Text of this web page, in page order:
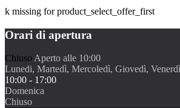
k missing for product_select_offer_first
Orari di apertura
Chiuso Aperto alle 10:00
Lunedi, Martedì, Mercoledì, Giovedì,
10:00 - 17:00
Domenica
Chiuso